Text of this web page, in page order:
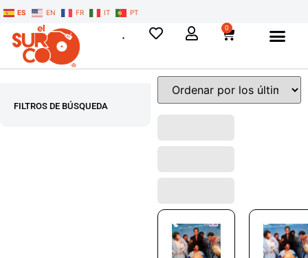
ES EN FR IT PT
0
FILTROS DE BÚSQUEDA